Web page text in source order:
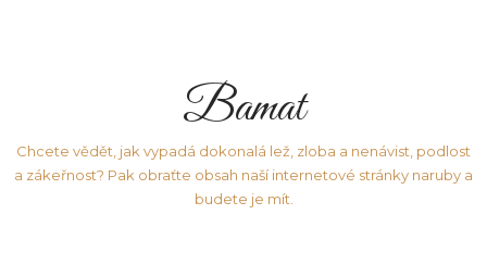
Bamat
Chcete vědět, jak vypadá dokonalá lež, zloba a nenávist, podlost
a zákeřnost? Pak obraťte obsah naší internetové stránky naruby a
budete je mít.